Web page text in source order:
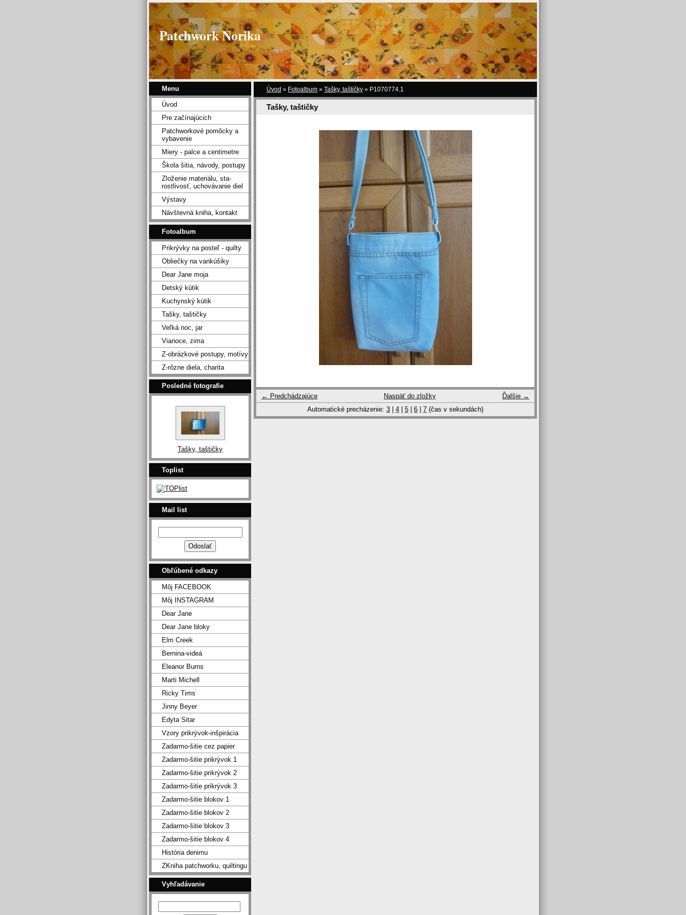
Patchwork Norika
Úvod » Fotoalbum » Tašky, taštičky » P1070774.1
Tašky, taštičky
← Predchádzajúce Ďalšie →
Naspäť do zložky
Automatické precházenie: 3 4 5 6 7 (čas v sekundách)
Menu
Úvod
Pre začínajúcich
Patchworkové pomôcky a
vybavenie
Miery - palce a centimetre
Škola šitia, návody, postupy
Zloženie materiálu, sta-
rostlivosť, uchovávanie diel
Výstavy
Návštevná kniha, kontakt
Fotoalbum
Prikrývky na posteľ - quilty
Obliečky na vankúšiky
Dear Jane moja
Detský kútik
Kuchynský kútik
Tašky, taštičky
Veľká noc, jar
Vianoce, zima
Z-obrázkové postupy, motívy
Z-rôzne diela, charita
Posledné fotografie
Tašky, taštičky
Toplist
Mail list
Obľúbené odkazy
Môj FACEBOOK
Môj INSTAGRAM
Dear Jane
Dear Jane bloky
Elm Creek
Bernina-videá
Eleanor Burns
Marti Michell
Ricky Tims
Jinny Beyer
Edyta Sitar
Vzory prikrývok-inšpirácia
Zadarmo-šitie cez papier
Zadarmo-šitie prikrývok 1
Zadarmo-šitie prikrývok 2
Zadarmo-šitie prikrývok 3
Zadarmo-šitie blokov 1
Zadarmo-šitie blokov 2
Zadarmo-šitie blokov 3
Zadarmo-šitie blokov 4
História denimu
ZKniha patchworku, quiltingu
Vyhľadávanie